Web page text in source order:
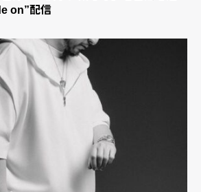
on”配信